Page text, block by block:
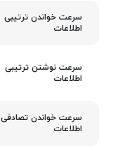
سرعت خواندن ترتیبی
اطلاعات
سرعت نوشتن ترتیبی
اطلاعات
سرعت خواندن تصادفی
اطلاعات